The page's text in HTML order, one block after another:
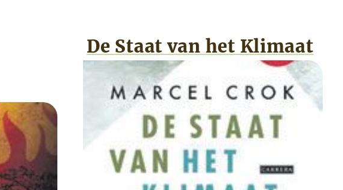
De Staat van het Klimaat